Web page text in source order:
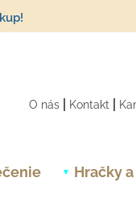
O nás Kontakt
Hračky